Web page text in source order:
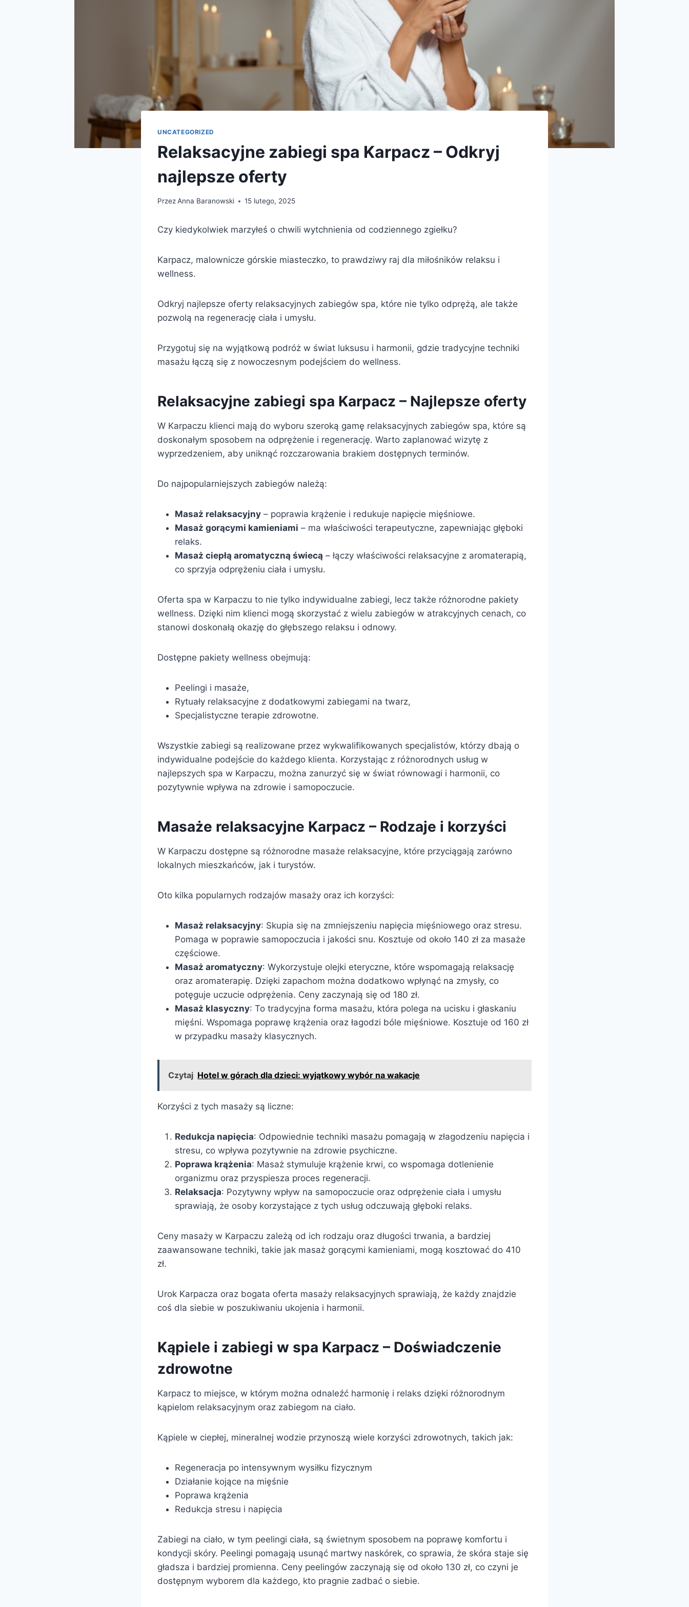
UNCATEGORIZED
Relaksacyjne zabiegi spa Karpacz – Odkryj
najlepsze oferty
PrzezAnna Baranowski 15 lutego, 2025
Czy kiedykolwiek marzyłeś o chwili wytchnienia od codziennego zgiełku?
Karpacz, malownicze górskie miasteczko, to prawdziwy raj dla miłośników relaksu i
wellness.
Odkryj najlepsze oferty relaksacyjnych zabiegów spa, które nie tylko odprężą, ale także
pozwolą na regenerację ciała i umysłu.
Przygotuj się na wyjątkową podróż w świat luksusu i harmonii, gdzie tradycyjne techniki
masażu łączą się z nowoczesnym podejściem do wellness.
Relaksacyjne zabiegi spa Karpacz – Najlepsze oferty
W Karpaczu klienci mają do wyboru szeroką gamę relaksacyjnych zabiegów spa, które są
doskonałym sposobem na odprężenie i regenerację. Warto zaplanować wizytę z
wyprzedzeniem, aby uniknąć rozczarowania brakiem dostępnych terminów.
Do najpopularniejszych zabiegów należą:
Masaż relaksacyjny – poprawia krążenie i redukuje napięcie mięśniowe.
Masaż gorącymi kamieniami – ma właściwości terapeutyczne, zapewniając głęboki
relaks.
Masaż ciepłą aromatyczną świecą – łączy właściwości relaksacyjne z aromaterapią,
co sprzyja odprężeniu ciała i umysłu.
Oferta spa w Karpaczu to nie tylko indywidualne zabiegi, lecz także różnorodne pakiety
wellness. Dzięki nim klienci mogą skorzystać z wielu zabiegów w atrakcyjnych cenach, co
stanowi doskonałą okazję do głębszego relaksu i odnowy.
Dostępne pakiety wellness obejmują:
Peelingi i masaże,
Rytuały relaksacyjne z dodatkowymi zabiegami na twarz,
Specjalistyczne terapie zdrowotne.
Wszystkie zabiegi są realizowane przez wykwalifikowanych specjalistów, którzy dbają o
indywidualne podejście do każdego klienta. Korzystając z różnorodnych usług w
najlepszych spa w Karpaczu, można zanurzyć się w świat równowagi i harmonii, co
pozytywnie wpływa na zdrowie i samopoczucie.
Masaże relaksacyjne Karpacz – Rodzaje i korzyści
W Karpaczu dostępne są różnorodne masaże relaksacyjne, które przyciągają zarówno
lokalnych mieszkańców, jak i turystów.
Oto kilka popularnych rodzajów masaży oraz ich korzyści:
Masaż relaksacyjny: Skupia się na zmniejszeniu napięcia mięśniowego oraz stresu.
Pomaga w poprawie samopoczucia i jakości snu. Kosztuje od około 140 zł za masaże
częściowe.
Masaż aromatyczny: Wykorzystuje olejki eteryczne, które wspomagają relaksację
oraz aromaterapię. Dzięki zapachom można dodatkowo wpłynąć na zmysły, co
potęguje uczucie odprężenia. Ceny zaczynają się od 180 zł.
Masaż klasyczny: To tradycyjna forma masażu, która polega na ucisku i głaskaniu
mięśni. Wspomaga poprawę krążenia oraz łagodzi bóle mięśniowe. Kosztuje od 160 zł
w przypadku masaży klasycznych.
Czytaj Hotel w górach dla dzieci: wyjątkowy wybór na wakacje
Korzyści z tych masaży są liczne:
Redukcja napięcia: Odpowiednie techniki masażu pomagają w złagodzeniu napięcia i
stresu, co wpływa pozytywnie na zdrowie psychiczne.
Poprawa krążenia: Masaż stymuluje krążenie krwi, co wspomaga dotlenienie
organizmu oraz przyspiesza proces regeneracji.
Relaksacja: Pozytywny wpływ na samopoczucie oraz odprężenie ciała i umysłu
sprawiają, że osoby korzystające z tych usług odczuwają głęboki relaks.
Ceny masaży w Karpaczu zależą od ich rodzaju oraz długości trwania, a bardziej
zaawansowane techniki, takie jak masaż gorącymi kamieniami, mogą kosztować do 410
zł.
Urok Karpacza oraz bogata oferta masaży relaksacyjnych sprawiają, że każdy znajdzie
coś dla siebie w poszukiwaniu ukojenia i harmonii.
Kąpiele i zabiegi w spa Karpacz – Doświadczenie
zdrowotne
Karpacz to miejsce, w którym można odnaleźć harmonię i relaks dzięki różnorodnym
kąpielom relaksacyjnym oraz zabiegom na ciało.
Kąpiele w ciepłej, mineralnej wodzie przynoszą wiele korzyści zdrowotnych, takich jak:
Regeneracja po intensywnym wysiłku fizycznym
Działanie kojące na mięśnie
Poprawa krążenia
Redukcja stresu i napięcia
Zabiegi na ciało, w tym peelingi ciała, są świetnym sposobem na poprawę komfortu i
kondycji skóry. Peelingi pomagają usunąć martwy naskórek, co sprawia, że skóra staje się
gładsza i bardziej promienna. Ceny peelingów zaczynają się od około 130 zł, co czyni je
dostępnym wyborem dla każdego, kto pragnie zadbać o siebie.